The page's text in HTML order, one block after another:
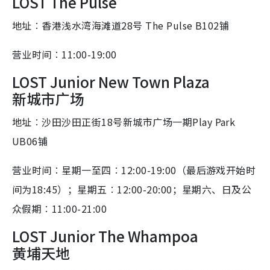
地址︰香港浅水湾海滩道28号 The Pulse B102铺
营业时间︰11:00-19:00
LOST Junior New Town Plaza
新城市广场
地址︰沙田沙田正街18号新城市广场一期Play Park
UB06铺
营业时间︰星期一至四︰12:00-19:00（最后游戏开始时
间为18:45）；星期五︰12:00-20:00；星期六、日及公
众假期︰11:00-21:00
LOST Junior The Whampoa
黄埔天地